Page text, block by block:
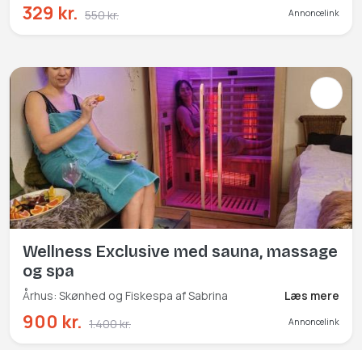
329 kr. 550 kr. Annoncelink
Wellness Exclusive med sauna, massage
og spa
Århus: Skønhed og Fiskespa af Sabrina Læs mere
900 kr. 1.400 kr. Annoncelink